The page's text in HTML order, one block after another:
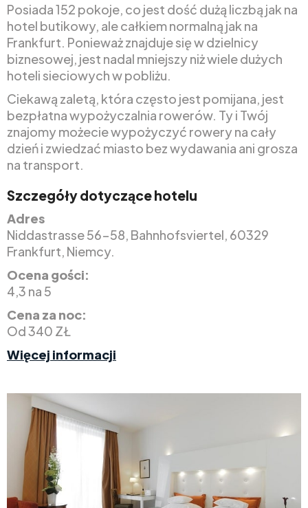
Posiada 152 pokoje, co jest dość dużą liczbą jak na
hotel butikowy, ale całkiem normalną jak na
Frankfurt. Ponieważ znajduje się w dzielnicy
biznesowej, jest nadal mniejszy niż wiele dużych
hoteli sieciowych w pobliżu.
Ciekawą zaletą, która często jest pomijana, jest
bezpłatna wypożyczalnia rowerów. Ty i Twój
znajomy możecie wypożyczyć rowery na cały
dzień i zwiedzać miasto bez wydawania ani grosza
na transport.
Szczegóły dotyczące hotelu
Adres
Niddastrasse 56-58, Bahnhofsviertel, 60329
Frankfurt, Niemcy.
Ocena gości:
4,3 na 5
Cena za noc:
Od 340 ZŁ
Więcej informacji